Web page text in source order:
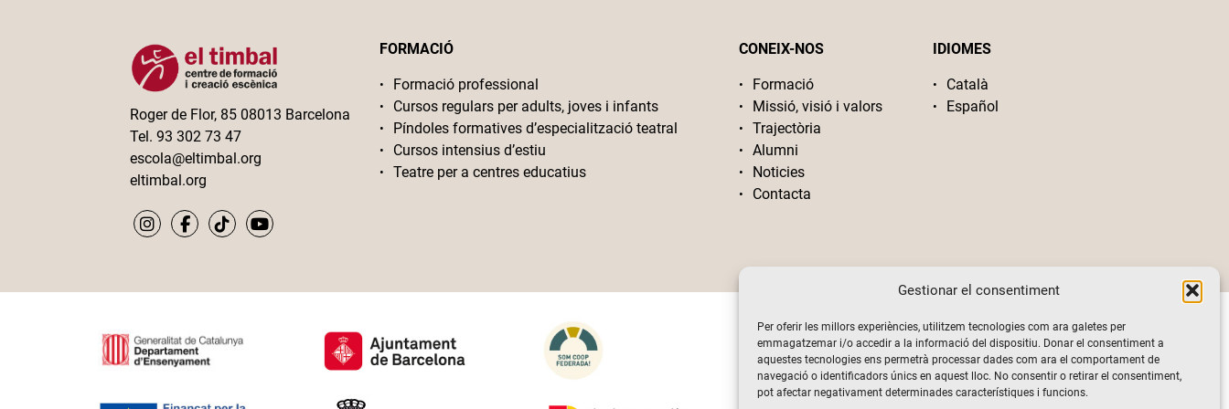
Gestionar el consentiment
Per oferir les millors experiències, utilitzem tecnologies com ara galetes per
emmagatzemar i/o accedir a la informació del dispositiu. Donar el consentiment a
aquestes tecnologies ens permetrà processar dades com ara el comportament de
navegació o identificadors únics en aquest lloc. No consentir o retirar el consentiment,
pot afectar negativament determinades característiques i funcions.
Roger de Flor, 85 08013 Barcelona
Tel. 93 302 73 47
escola@eltimbal.org
eltimbal.org
FORMACIÓ
Formació professional
Cursos regulars per adults, joves i infants
Píndoles formatives d’especialització teatral
Cursos intensius d’estiu
Teatre per a centres educatius
CONEIX-NOS
Formació
Missió, visió i valors
Trajectòria
Alumni
Noticies
Contacta
IDIOMES
Català
Español